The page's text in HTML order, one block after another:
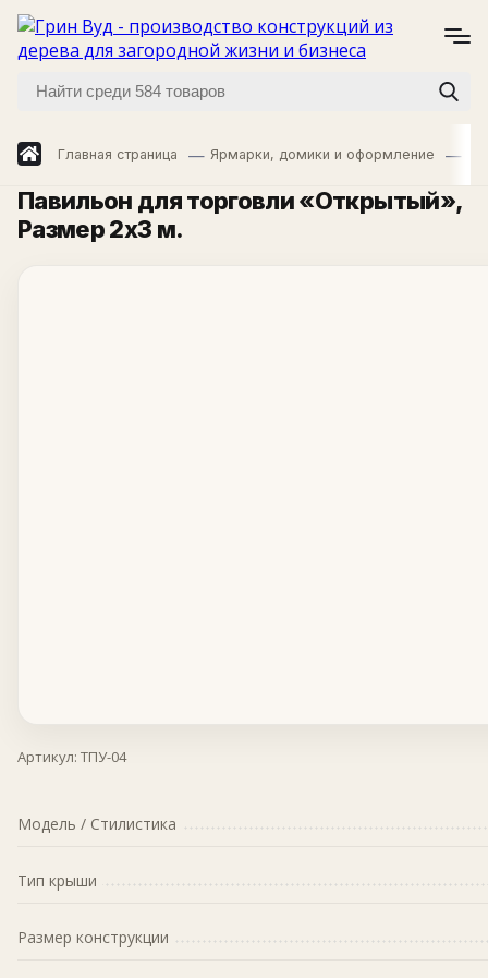
Главная страница Ярмарки, домики и оформление
Павильон для торговли «Открытый»,
Размер 2х3 м.
Артикул: ТПУ-04
Модель / Стилистика
Тип крыши
Размер конструкции